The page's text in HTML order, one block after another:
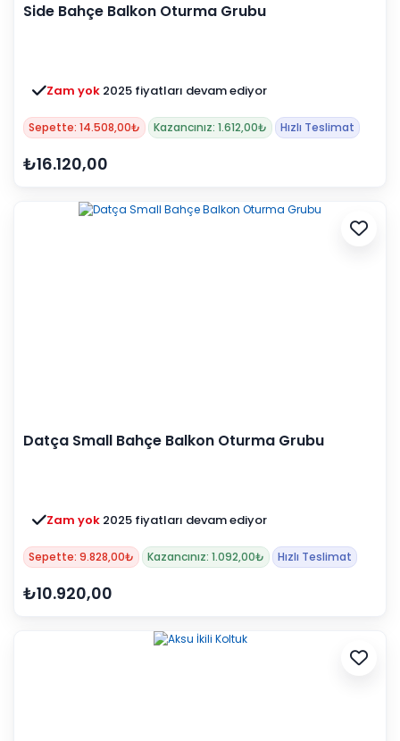
Side Bahçe Balkon Oturma Grubu
Zam yok 2025 fiyatları devam ediyor
Sepette: 14.508,00₺ Kazancınız: 1.612,00₺ Hızlı Teslimat
₺16.120,00
Datça Small Bahçe Balkon Oturma Grubu
Zam yok 2025 fiyatları devam ediyor
Sepette: 9.828,00₺ Kazancınız: 1.092,00₺ Hızlı Teslimat
₺10.920,00